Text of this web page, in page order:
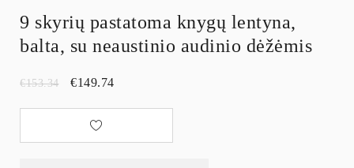
9 skyrių pastatoma knygų lentyna,
balta, su neaustinio audinio dėžėmis
€153.34 €149.74